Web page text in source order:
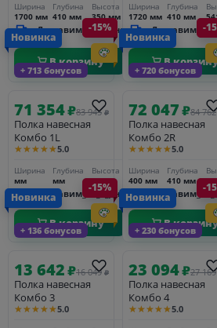
Ширина
1700 мм
Глубина
410 мм
Высота
350 мм
Доставим_за_3_дня
В корзину
Ширина
1720 мм
Глубина
410 мм
В
+ 713 бонусов
Новинка
-15%
71 354₽83 945 ₽
Полка навесная
Комбо 1L
★★★★★5.0
Ширина
мм
Глубина
мм
Высота
мм
Доставим_за_3_дня
В корзину
+ 720 бонусов
Новинка
-
72 047₽84 762
Полка навесная
Комбо 2R
★★★★★5.0
Ширина
400 мм
Глубина
410 мм
В
+ 136 бонусов
Новинка
-15%
13 642₽16 049 ₽
Полка навесная
Комбо 3
★★★★★5.0
+ 230 бонусов
Новинка
-
23 094₽27 169
Полка навесная
Комбо 4
★★★★★5.0